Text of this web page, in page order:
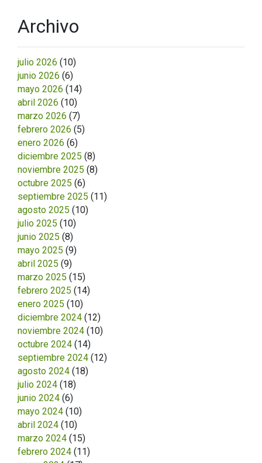
Archivo
julio 2026 (10)
junio 2026 (6)
mayo 2026 (14)
abril 2026 (10)
marzo 2026 (7)
febrero 2026 (5)
enero 2026 (6)
diciembre 2025 (8)
noviembre 2025 (8)
octubre 2025 (6)
septiembre 2025 (11)
agosto 2025 (10)
julio 2025 (10)
junio 2025 (8)
mayo 2025 (9)
abril 2025 (9)
marzo 2025 (15)
febrero 2025 (14)
enero 2025 (10)
diciembre 2024 (12)
noviembre 2024 (10)
octubre 2024 (14)
septiembre 2024 (12)
agosto 2024 (18)
julio 2024 (18)
junio 2024 (6)
mayo 2024 (10)
abril 2024 (10)
marzo 2024 (15)
febrero 2024 (11)